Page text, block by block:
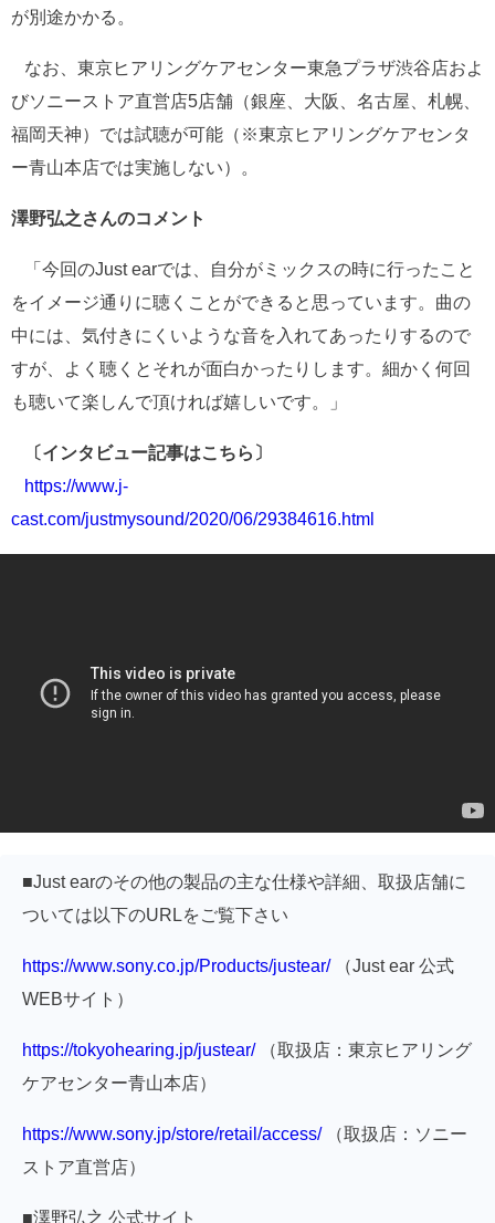
が別途かかる。
なお、東京ヒアリングケアセンター東急プラザ渋谷店およ
びソニーストア直営店5店舗（銀座、大阪、名古屋、札幌、
福岡天神）では試聴が可能（※東京ヒアリングケアセンタ
ー青山本店では実施しない）。
澤野弘之さんのコメント
「今回のJust earでは、自分がミックスの時に行ったこと
をイメージ通りに聴くことができると思っています。曲の
中には、気付きにくいような音を入れてあったりするので
すが、よく聴くとそれが面白かったりします。細かく何回
も聴いて楽しんで頂ければ嬉しいです。」
〔インタビュー記事はこちら〕
https://www.j-
cast.com/justmysound/2020/06/29384616.html
■Just earのその他の製品の主な仕様や詳細、取扱店舗に
ついては以下のURLをご覧下さい
https://www.sony.co.jp/Products/justear/
（Just ear 公式
WEBサイト）
https://tokyohearing.jp/justear/
（取扱店：東京ヒアリング
ケアセンター青山本店）
https://www.sony.jp/store/retail/access/
（取扱店：ソニー
ストア直営店）
■澤野弘之 公式サイト